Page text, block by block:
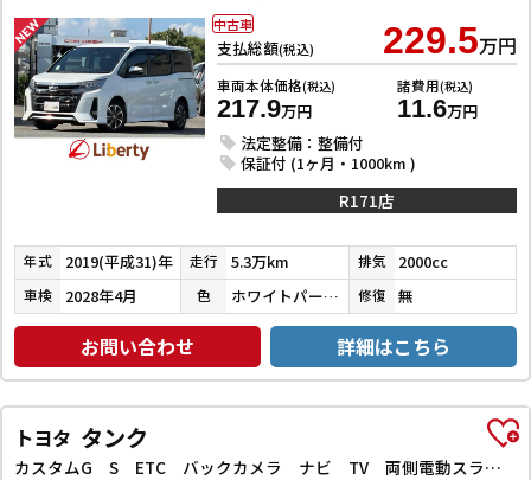
支払総額(税込) 229.5万円
車両本体価格(税込)
217.9万円
諸費用(税込)
11.6万円
法定整備：整備付
保証付 (1ヶ月・1000km )
中古車
R171店
年式 2019(平成31)年 走行 5.3万km 排気 2000cc
車検 2028年4月 色 ホワイトパールクリスタルシャイン 修復 無
お問い合わせ 詳細はこちら
トヨタ タンク
カスタムG S ETC バックカメラ ナビ TV 両側電動スライドドア オートクルーズコントロール 衝突被害軽減システム アルミホイール オートライト LEDヘッドランプ スマートキー アイドリングストップ